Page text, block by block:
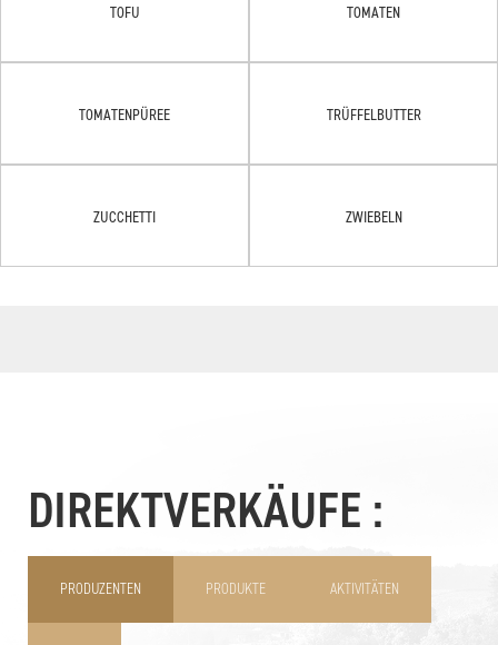
TOFU TOMATEN
TOMATENPÜREE TRÜFFELBUTTER
ZUCCHETTI ZWIEBELN
DIREKTVERKÄUFE :
PRODUZENTEN PRODUKTE AKTIVITÄTEN